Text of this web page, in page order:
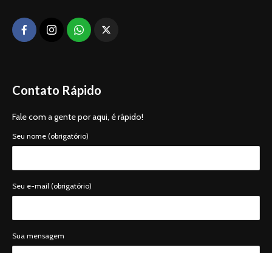
Contato Rápido
Fale com a gente por aqui, é rápido!
Seu nome (obrigatório)
Seu e-mail (obrigatório)
Sua mensagem